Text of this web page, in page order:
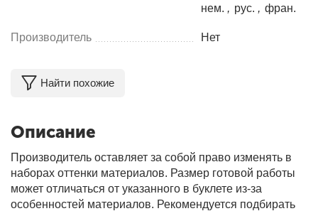
нем. , рус. , фран.
Производитель Нет
Найти похожие
Описание
Производитель оставляет за собой право изменять в
наборах оттенки материалов. Размер готовой работы
может отличаться от указанного в буклете из-за
особенностей материалов. Рекомендуется подбирать